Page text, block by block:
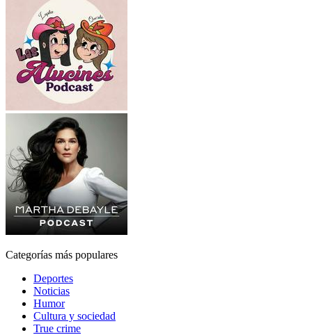
Categorías más populares
Deportes
Noticias
Humor
Cultura y sociedad
True crime